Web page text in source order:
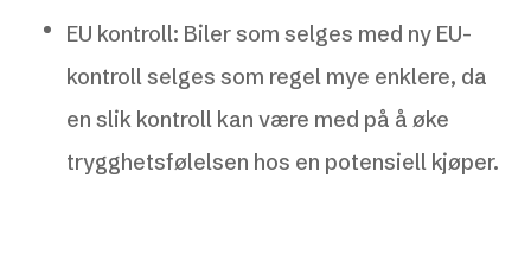
EU kontroll: Biler som selges med ny EU-
kontroll selges som regel mye enklere, da
en slik kontroll kan være med på å øke
trygghetsfølelsen hos en potensiell kjøper.